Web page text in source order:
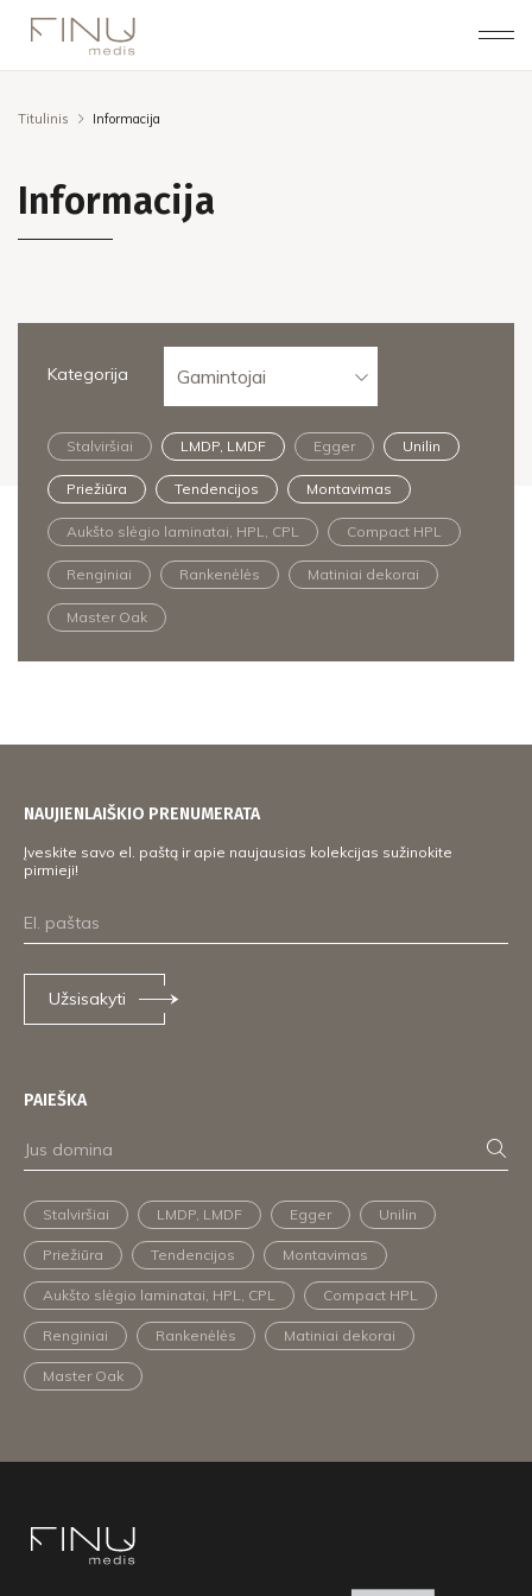
Titulinis Informacija
Informacija
Kategorija Gamintojai
Stalviršiai LMDP, LMDF Egger Unilin
Priežiūra Tendencijos Montavimas
Aukšto slėgio laminatai, HPL, CPL Compact HPL
Renginiai Rankenėlės Matiniai dekorai
Master Oak
NAUJIENLAIŠKIO PRENUMERATA
Įveskite savo el. paštą ir apie naujausias kolekcijas sužinokite
pirmieji!
Užsisakyti
PAIEŠKA
Stalviršiai LMDP, LMDF Egger Unilin
Priežiūra Tendencijos Montavimas
Aukšto slėgio laminatai, HPL, CPL Compact HPL
Renginiai Rankenėlės Matiniai dekorai
Master Oak